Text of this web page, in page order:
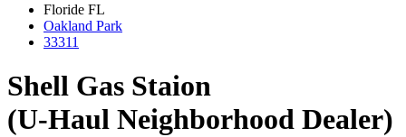
Floride FL
Oakland Park
33311
Shell Gas Staion
(U-Haul Neighborhood Dealer)